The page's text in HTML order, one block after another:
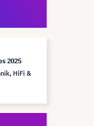
2025
HiFi &